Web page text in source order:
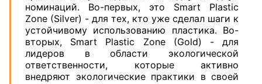
номинаций. Во-первых, это Smart Plastic
Zone (Silver) - для тех, кто уже сделал шаги к
устойчивому использованию пластика. Во-
вторых, Smart Plastic Zone (Gold) - для
лидеров в области экологической
ответственности, которые активно
внедряют экологические практики в своей